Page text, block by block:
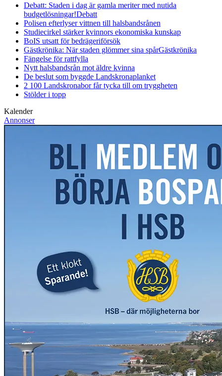
Debatt: Staden i dag är gamla meriter med nutida
budgetlösningar!Debatt
Polisen efterlyser vittnen till halsbandsrånen
Studiecirkel stärker kvinnors ekonomiska kunskap
BoIS utsatt för bedrägeriförsök
Gästkrönika: När staden glömmer sina spårGästkrönika
Fängelse för rattfylla
Nytt halsbandsrån mot äldre kvinna
De beslut som byggde Landskronaplanket
2 100 Landskronabor får tycka till om tryggheten
Stölder i topp
Kalender
Annonser